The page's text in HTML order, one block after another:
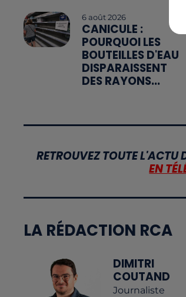
6 août 2026
CANICULE :
POURQUOI LES
BOUTEILLES D'EAU
DISPARAISSENT
DES RAYONS...
RETROUVEZ TOUTE L'ACTU
EN
LA RÉDACTION RCA
DIMITRI
COUTAND
Journaliste